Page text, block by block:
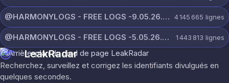
@HARMONYLOGS - FREE LOGS -9.05.26.rar 4 145 665 lignes
@HARMONYLOGS - FREE LOGS -5.05.26.rar 1 443 813 lignes
LeakRadar
Recherchez, surveillez et corrigez les identifiants divulgués en
quelques secondes.